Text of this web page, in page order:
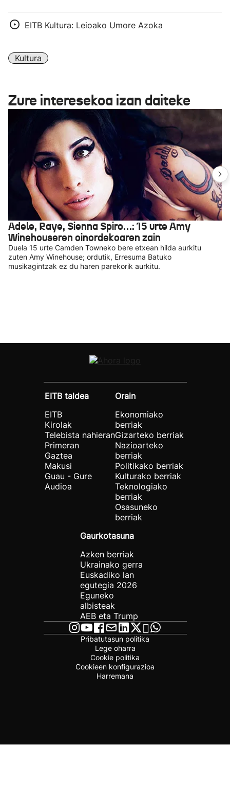
EITB Kultura: Leioako Umore Azoka
Kultura
Zure interesekoa izan daiteke
Adele, Raye, Sienna Spiro…: 15 urte Amy
Winehouseren oinordekoaren zain
Duela 15 urte Camden Towneko bere etxean hilda aurkitu
zuten Amy Winehouse; ordutik, Erresuma Batuko
musikagintzak ez du haren parekorik aurkitu.
EITB taldea
EITB
Kirolak
Telebista nahieran
Primeran
Gaztea
Makusi
Guau - Gure
Audioa
Orain
Ekonomiako
berriak
Gizarteko berriak
Nazioarteko
berriak
Politikako berriak
Kulturako berriak
Teknologiako
berriak
Osasuneko
berriak
Gaurkotasuna
Azken berriak
Ukrainako gerra
Euskadiko lan
egutegia 2026
Eguneko
albisteak
AEB eta Trump
Pribatutasun politika
Lege oharra
Cookie politika
Cookieen konfigurazioa
Harremana